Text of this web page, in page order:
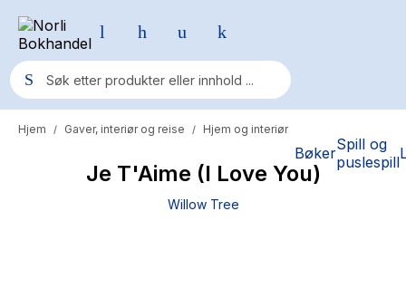
BøkerSpill og
puslespill
Populære søk
Pokemon
Hjem / Gaver, interiør og reise / Hjem og interiør
Je T'Aime (I Love You)
Willow Tree